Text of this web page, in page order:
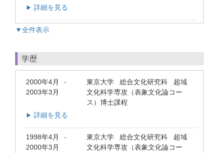
▶ 詳細を見る
▼全件表示
学歴
2000年4月 -
2003年3月
東京大学 総合文化研究科 超域
文化科学専攻（表象文化論コー
ス）博士課程
▶ 詳細を見る
1998年4月 -
2000年3月
東京大学 総合文化研究科 超域
文化科学専攻（表象文化論コー